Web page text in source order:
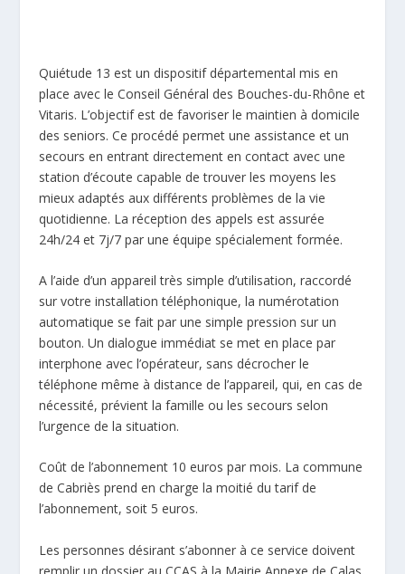
Quiétude 13 est un dispositif départemental mis en
place avec le Conseil Général des Bouches-du-Rhône et
Vitaris. L’objectif est de favoriser le maintien à domicile
des seniors. Ce procédé permet une assistance et un
secours en entrant directement en contact avec une
station d’écoute capable de trouver les moyens les
mieux adaptés aux différents problèmes de la vie
quotidienne. La réception des appels est assurée
24h/24 et 7j/7 par une équipe spécialement formée.
A l’aide d’un appareil très simple d’utilisation, raccordé
sur votre installation téléphonique, la numérotation
automatique se fait par une simple pression sur un
bouton. Un dialogue immédiat se met en place par
interphone avec l’opérateur, sans décrocher le
téléphone même à distance de l’appareil, qui, en cas de
nécessité, prévient la famille ou les secours selon
l’urgence de la situation.
Coût de l’abonnement 10 euros par mois. La commune
de Cabriès prend en charge la moitié du tarif de
l’abonnement, soit 5 euros.
Les personnes désirant s’abonner à ce service doivent